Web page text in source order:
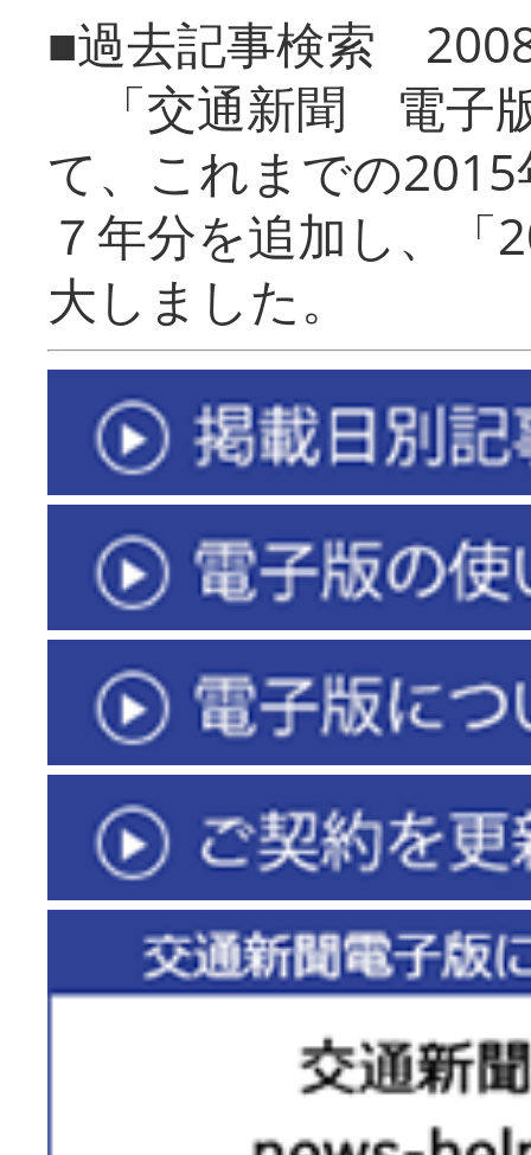
■過去記事検索
「交通新聞 電子
て、これまでの
７年分を追加し、「
大しまし